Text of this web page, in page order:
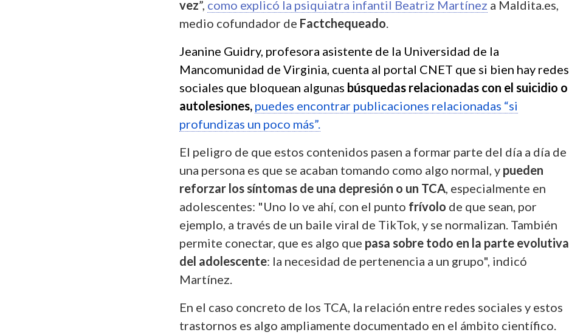
vez”, como explicó la psiquiatra infantil Beatriz Martínez a Maldita.es,
medio cofundador de Factchequeado
Jeanine Guidry, profesora asistente de la Universidad de la
Mancomunidad de Virginia, cuenta al portal CNET que si bien hay redes
sociales que bloquean algunas búsquedas relacionadas con el suicidio o
autolesiones, puedes encontrar publicaciones relacionadas “si
profundizas un poco más”.
El peligro de que estos contenidos pasen a formar parte del día a día de
una persona es que se acaban tomando como algo normal, y pueden
reforzar los síntomas de una depresión o un TCA , especialmente en
adolescentes: "Uno lo ve ahí, con el punto frívolo de que sean, por
ejemplo, a través de un baile viral de TikTok, y se normalizan. También
permite conectar, que es algo que pasa sobre todo en la parte evolutiva
del adolescente: la necesidad de pertenencia a un grupo", indicó
Martínez.
En el caso concreto de los TCA, la relación entre redes sociales y estos
trastornos es algo ampliamente documentado en el ámbito científico.